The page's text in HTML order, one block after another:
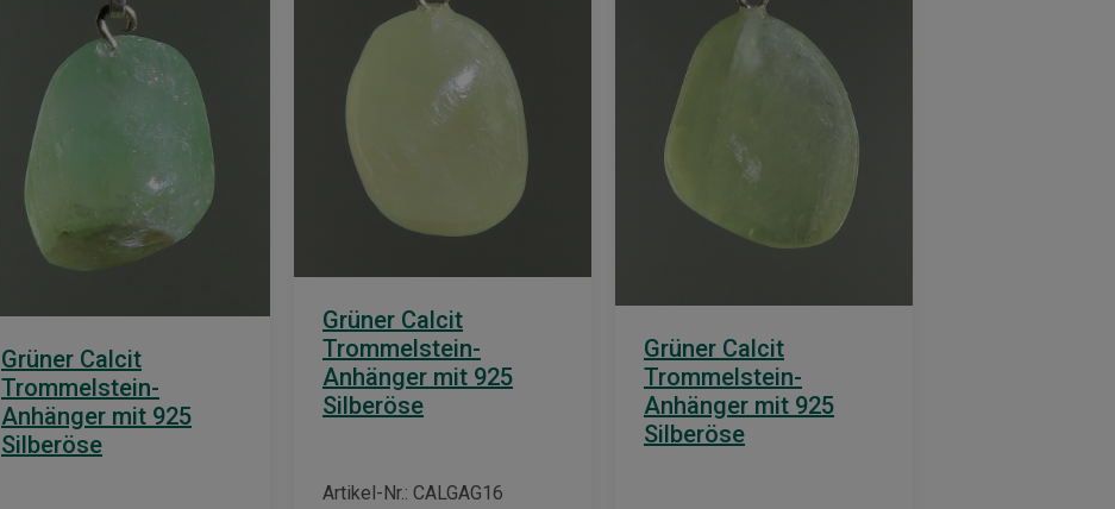
Grüner Calcit
Trommelstein-
Anhänger mit 925
Silberöse
Grüner Calcit
Trommelstein-
Anhänger mit 925
Silberöse
Artikel-Nr.: CALGAG16
Grüner Calcit
Trommelstein-
Anhänger mit 925
Silberöse